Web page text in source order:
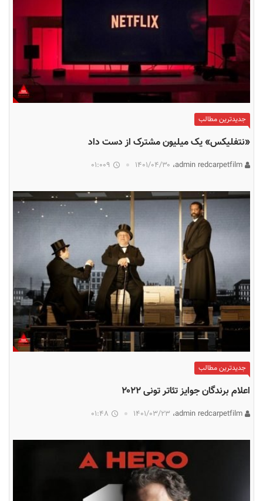
جدیدترین مطالب
«نتفلیکس»‌ یک میلیون مشترک از دست داد
۱۴۰۱/۰۴/۳۰ 01:009
جدیدترین مطالب
اعلام برندگان جوایز تئاتر تونی ۲۰۲۲
۱۴۰۱/۰۳/۲۳ 01:48